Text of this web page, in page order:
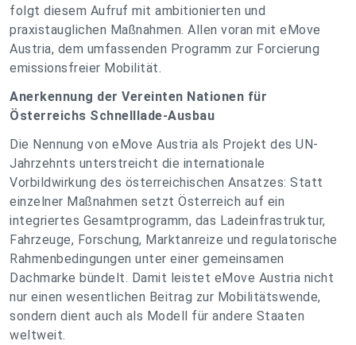
folgt diesem Aufruf mit ambitionierten und
praxistauglichen Maßnahmen. Allen voran mit eMove
Austria, dem umfassenden Programm zur Forcierung
emissionsfreier Mobilität.
Anerkennung der Vereinten Nationen für
Österreichs Schnelllade-Ausbau
Die Nennung von eMove Austria als Projekt des UN-
Jahrzehnts unterstreicht die internationale
Vorbildwirkung des österreichischen Ansatzes: Statt
einzelner Maßnahmen setzt Österreich auf ein
integriertes Gesamtprogramm, das Ladeinfrastruktur,
Fahrzeuge, Forschung, Marktanreize und regulatorische
Rahmenbedingungen unter einer gemeinsamen
Dachmarke bündelt. Damit leistet eMove Austria nicht
nur einen wesentlichen Beitrag zur Mobilitätswende,
sondern dient auch als Modell für andere Staaten
weltweit.